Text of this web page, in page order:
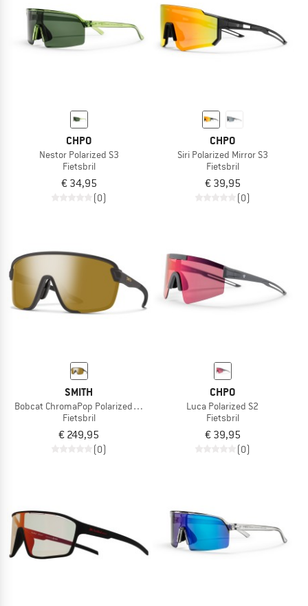
CHPO
Nestor Polarized S3
Fietsbril
€ 34,95
(0)
CHPO
Siri Polarized Mirror S3
Fietsbril
€ 39,95
(0)
SMITH
Bobcat ChromaPop Polarized Mirror S3
Fietsbril
€ 249,95
(0)
CHPO
Luca Polarized S2
Fietsbril
€ 39,95
(0)